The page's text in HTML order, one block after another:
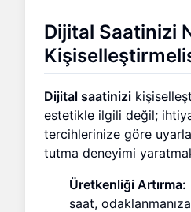
Dijital Saatinizi
Dijital saatinizi
estetikle ilgili değil;
tercihlerinize göre
tutma deneyimi
Üretkenliği Artırma:
saat, odaklanmanıza